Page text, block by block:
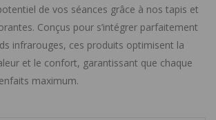
de vos séances grâce à nos tapis et
Conçus pour s’intégrer parfaitement
infrarouges, ces produits optimisent la
et le confort, garantissant que chaque
maximum.